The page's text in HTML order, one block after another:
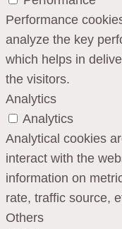
Performance
analyze the key
which helps in
the visitors.
Analytics
Analytics
Analytical cookies
interact with the
information on
rate, traffic source,
Others